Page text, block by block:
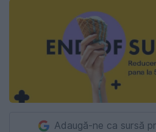
Adaugă-ne ca sursă